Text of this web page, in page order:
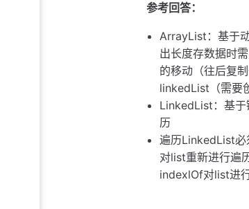
参考回答：
ArrayList：基于
出长度存数据时
的移动（往后复
linkedList（需要
LinkedList：基于
历
遍历LinkedList
对list重新进行遍
indexlOf对list进